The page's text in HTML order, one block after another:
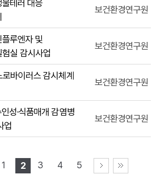
테러 대응
보건환경연구원
루엔자 및
실 감시사업
보건환경연구원
바이러스 감시체계
보건환경연구원
성·식품매개 감염병
업
보건환경연구원
1 2 3 4 5